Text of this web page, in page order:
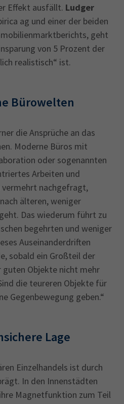
Effekt ausfällt. Ludger
ag und einer der beiden
geht
von 5 Prozent der
realistisch“ ist.
Bürowelten
die Ansprüche an das
Moderne Büros mit
oder sogenannten
Arbeiten und
vermehrt nachgefragt,
älteren, weniger
Das wiederum führt zu
begehrten und weniger
Auseinanderdriften
sobald ein Großteil der
guten Objekte nicht mehr
die teureren Objekte für
Gegenbewegung geben.“
Lage
Einzelhandels ist durch
In den Innenstädten
Magnetfunktion zum Teil